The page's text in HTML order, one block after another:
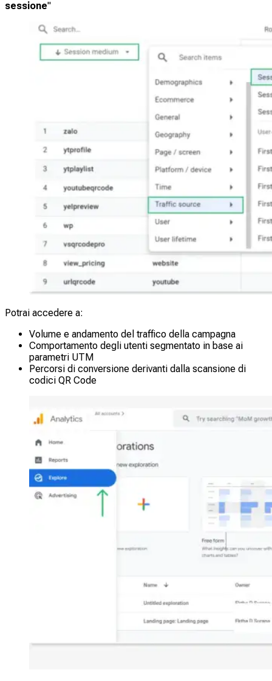
sessione"
Potrai accedere a:
Volume e andamento del traffico della campagna
Comportamento degli utenti segmentato in base ai
parametri UTM
Percorsi di conversione derivanti dalla scansione di
codici QR Code